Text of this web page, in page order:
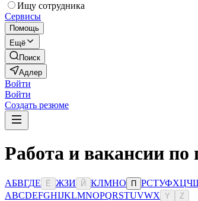
Ищу сотрудника
Сервисы
Помощь
Ещё
Поиск
Адлер
Войти
Войти
Создать резюме
Работа и вакансии по
АБВГДЕ Ё ЖЗИ Й КЛМНО П РСТУФХЦЧ
ABCDEFGHIJKLMNOPQRSTUVWX Y Z